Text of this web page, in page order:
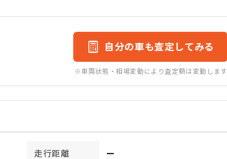
自分の車も査定してみる
※車両状態・相場変動により査定額は変動します
走行距離 ー